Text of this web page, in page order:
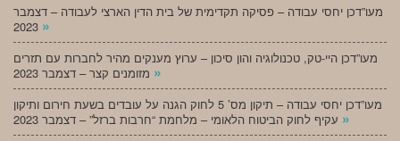
מעו”דכן יחסי עבודה – פסיקה תקדימית של בית הדין הארצי לעבודה – דצמבר
»
מעו”דכן היי-טק, טכנולוגיה והון סיכון – ערוץ מענקים מהיר לחברות עם תזרים
»
מעו”דכן יחסי עבודה – תיקון מס’ 5 לחוק הגנה על עובדים בשעת חירום ותיקון
»